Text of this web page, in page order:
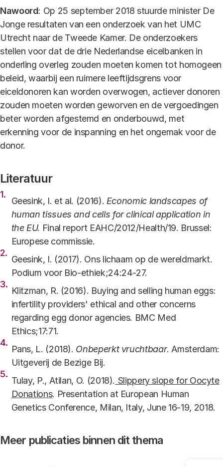
Nawoord: Op 25 september 2018 stuurde minister De
Jonge resultaten van een onderzoek van het UMC
Utrecht naar de Tweede Kamer. De onderzoekers
stellen voor dat de drie Nederlandse eicelbanken in
onderling overleg zouden moeten komen tot homogeen
beleid, waarbij een ruimere leeftijdsgrens voor
eiceldonoren kan worden overwogen, actiever donoren
zouden moeten worden geworven en de vergoedingen
beter worden afgestemd en onderbouwd, met
erkenning voor de inspanning en het ongemak voor de
donor.
Literatuur
Geesink, I. et al. (2016). Economic landscapes of
human tissues and cells for clinical application in
the EU. Final report EAHC/2012/Health/19. Brussel:
Europese commissie.
Geesink, I. (2017). Ons lichaam op de wereldmarkt.
Podium voor Bio-ethiek;24:24-27.
Klitzman, R. (2016). Buying and selling human eggs:
infertility providers' ethical and other concerns
regarding egg donor agencies. BMC Med
Ethics;17:71.
Pans, L. (2018). Onbeperkt vruchtbaar. Amsterdam:
Uitgeverij de Bezige Bij.
Tulay, P., Atilan, O. (2018). Slippery slope for Oocyte
Donations. Presentation at European Human
Genetics Conference, Milan, Italy, June 16-19, 2018.
Meer publicaties binnen dit thema